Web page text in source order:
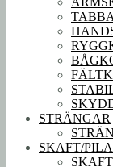
STRÄNGAR
SKAFT/
SKAFT